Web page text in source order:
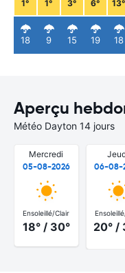
1°
18
1°
9
3°
15
6°
19
13°
18
Aperçu
Météo Dayton 14 jours
Mercredi
05-08-2026
Ensoleillé/Clair
18° / 30°
06-08-
20° /